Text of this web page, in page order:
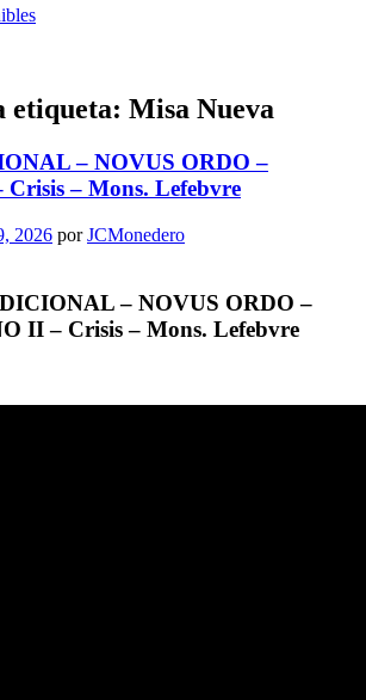
etiqueta: Misa Nueva
– NOVUS ORDO –
– Mons. Lefebvre
2026 porJCMonedero
– NOVUS ORDO –
II – Crisis – Mons. Lefebvre